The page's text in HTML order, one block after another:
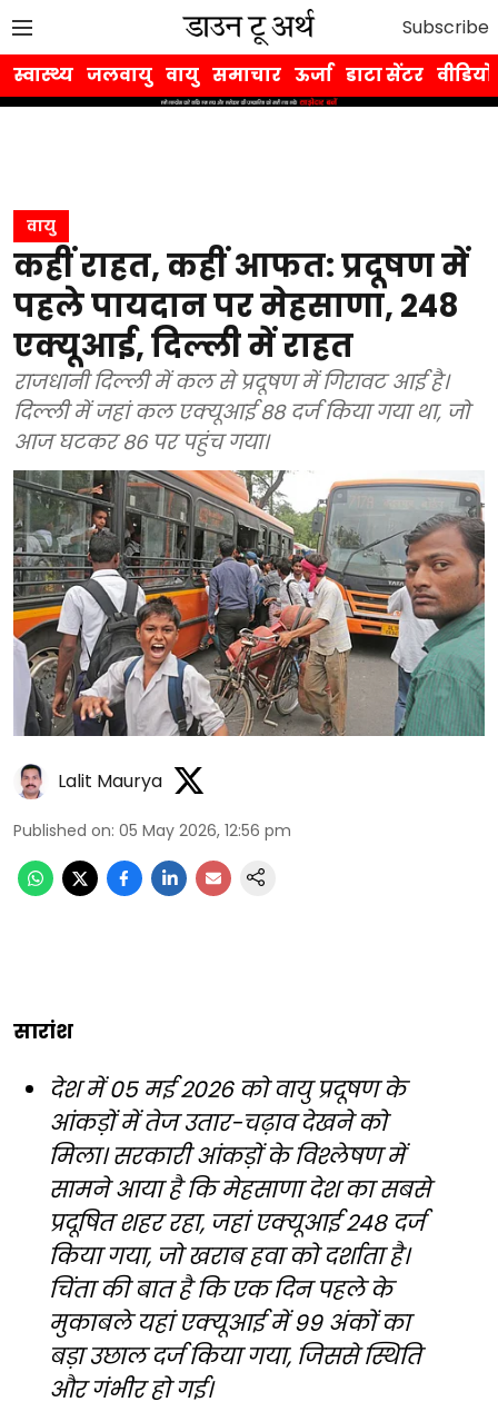
Subscribe
स्वास्थ्य जलवायु वायु समाचार ऊर्जा डाटा सेंटर वीडियो
वायु
कहीं राहत, कहीं आफत: प्रदूषण में
पहले पायदान पर मेहसाणा, 248
एक्यूआई, दिल्ली में राहत
राजधानी दिल्ली में कल से प्रदूषण में गिरावट आई है।
दिल्ली में जहां कल एक्यूआई 88 दर्ज किया गया था, जो
आज घटकर 86 पर पहुंच गया।
Lalit Maurya
Published on: 05 May 2026, 12:56 pm
सारांश
देश में 05 मई 2026 को वायु प्रदूषण के
आंकड़ों में तेज उतार-चढ़ाव देखने को
मिला। सरकारी आंकड़ों के विश्लेषण में
सामने आया है कि मेहसाणा देश का सबसे
प्रदूषित शहर रहा, जहां एक्यूआई 248 दर्ज
किया गया, जो खराब हवा को दर्शाता है।
चिंता की बात है कि एक दिन पहले के
मुकाबले यहां एक्यूआई में 99 अंकों का
बड़ा उछाल दर्ज किया गया, जिससे स्थिति
और गंभीर हो गई।